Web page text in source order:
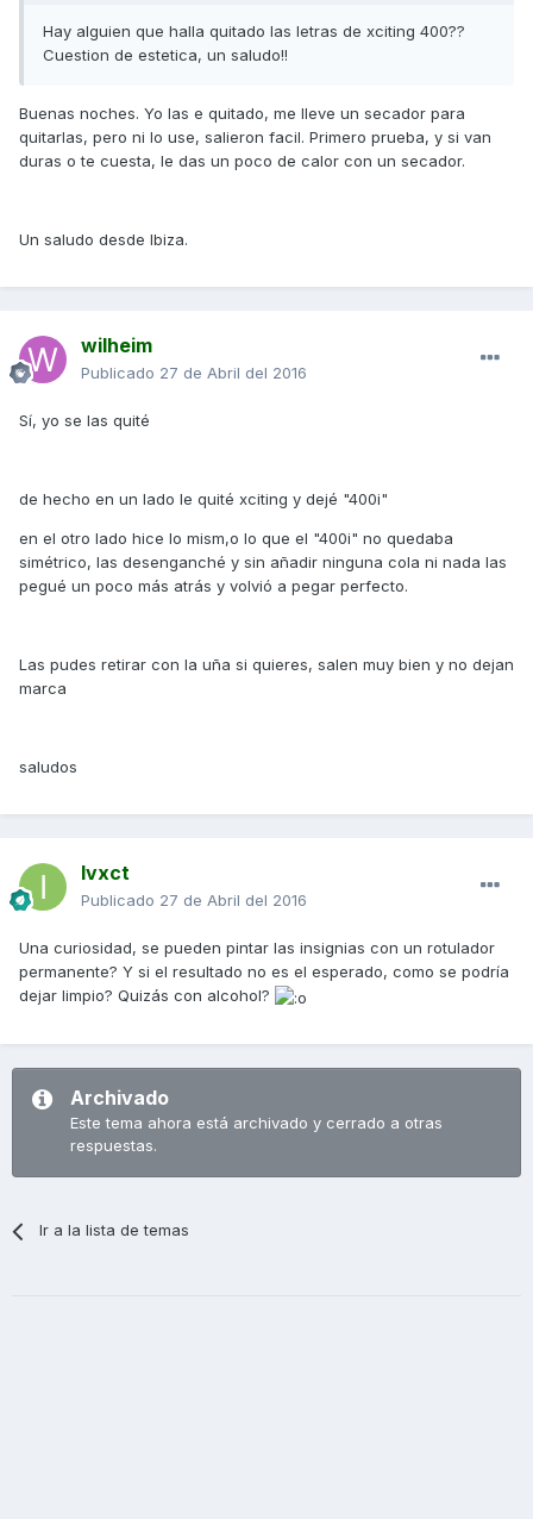
Hay alguien que halla quitado las letras de xciting 400??
Cuestion de estetica, un saludo!!
Buenas noches. Yo las e quitado, me lleve un secador para
quitarlas, pero ni lo use, salieron facil. Primero prueba, y si van
duras o te cuesta, le das un poco de calor con un secador.
Un saludo desde Ibiza.
wilheim
Publicado 27 de Abril del 2016
Sí, yo se las quité
de hecho en un lado le quité xciting y dejé "400i"
en el otro lado hice lo mism,o lo que el "400i" no quedaba
simétrico, las desenganché y sin añadir ninguna cola ni nada las
pegué un poco más atrás y volvió a pegar perfecto.
Las pudes retirar con la uña si quieres, salen muy bien y no dejan
marca
saludos
Ivxct
Publicado 27 de Abril del 2016
Una curiosidad, se pueden pintar las insignias con un rotulador
permanente? Y si el resultado no es el esperado, como se podría
dejar limpio? Quizás con alcohol?
Archivado
Este tema ahora está archivado y cerrado a otras
respuestas.
Ir a la lista de temas